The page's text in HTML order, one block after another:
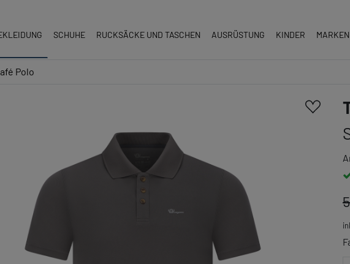
SCHUHE RUCKSÄCKE UND TASCHEN AUSRÜSTUNG KINDER MARKEN
Polo